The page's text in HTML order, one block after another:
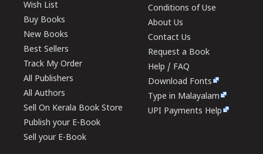
Wish List
Buy Books
New Books
Best Sellers
Track My Order
All Publishers
All Authors
Sell On Kerala Book Store
Publish your E-Book
Sell your E-Book
Conditions of Use
About Us
Contact Us
Request a Book
Help / FAQ
Download Fonts
Type in Malayalam
UPI Payments Help